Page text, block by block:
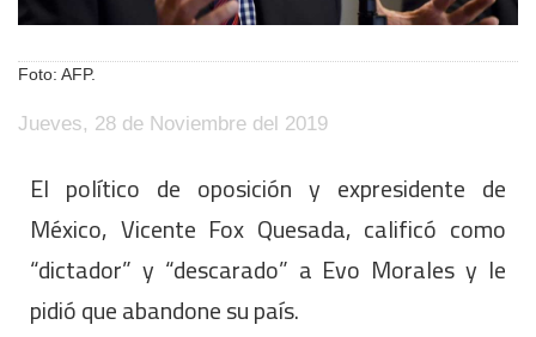
Foto: AFP.
Jueves, 28 de Noviembre del 2019
El político de oposición y expresidente de
México, Vicente Fox Quesada, calificó como
“dictador” y “descarado” a Evo Morales y le
pidió que abandone su país.